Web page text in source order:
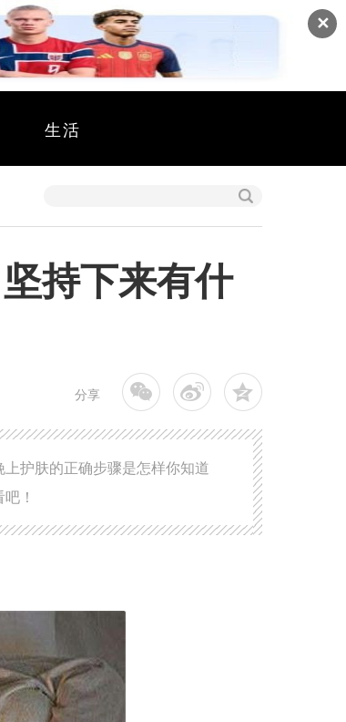
✕
生活
持下来有什
分享
护肤的正确步骤是怎样你知道
！